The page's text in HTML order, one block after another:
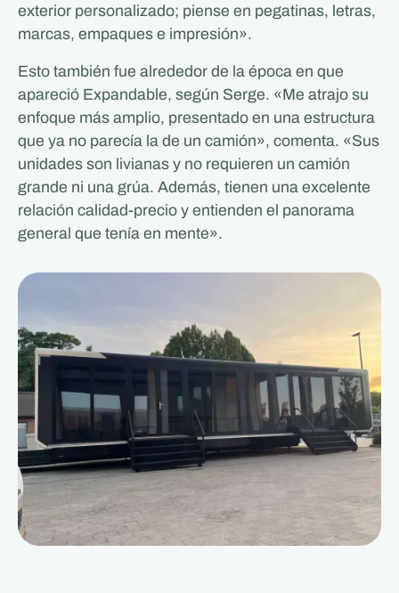
exterior personalizado; piense en pegatinas, letras,
marcas, empaques e impresión».
Esto también fue alrededor de la época en que
apareció Expandable, según Serge. «Me atrajo su
enfoque más amplio, presentado en una estructura
que ya no parecía la de un camión», comenta. «Sus
unidades son livianas y no requieren un camión
grande ni una grúa. Además, tienen una excelente
relación calidad-precio y entienden el panorama
general que tenía en mente».